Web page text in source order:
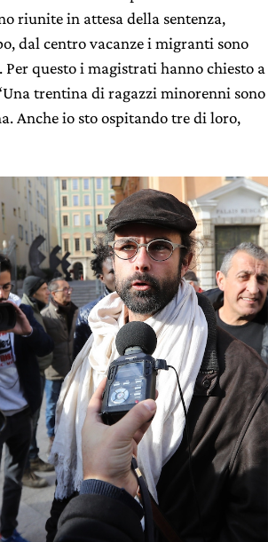
riunite in attesa della sentenza,
dal centro vacanze i migranti sono
questo i magistrati hanno chiesto a
trentina di ragazzi minorenni sono
Anche io sto ospitando tre di loro,